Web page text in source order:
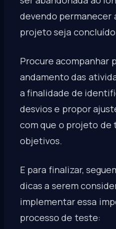
devendo permanecer
projeto seja
Procure acompanhar
andamento das
a finalidade de
desvios e propor
com que o projeto de
objetivos.
E para finalizar,
dicas a serem
implementar essa
processo de teste: